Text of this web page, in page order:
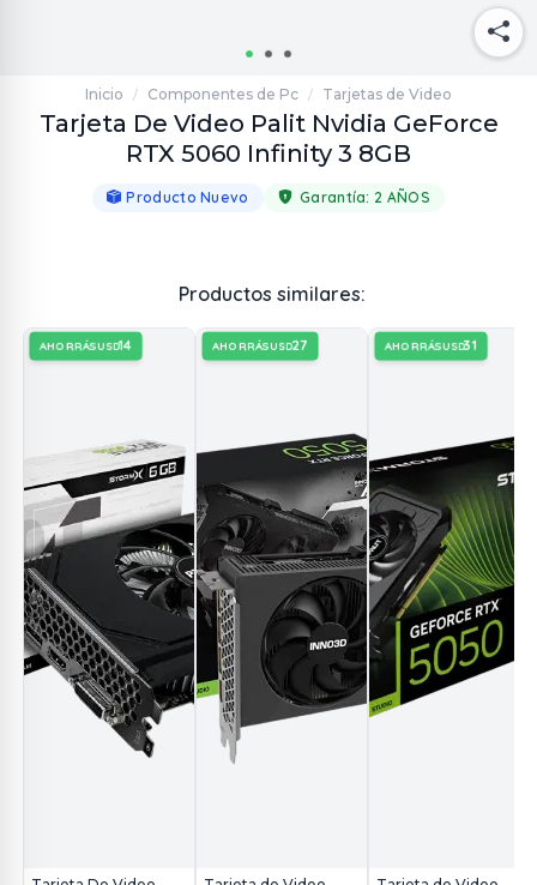
Inicio / Componentes de Pc / Tarjetas de Video
Tarjeta De Video Palit Nvidia GeForce
RTX 5060 Infinity 3 8GB
Producto Nuevo Garantía: 2 AÑOS
Productos similares:
AHORRÁSUSD14 AHORRÁSUSD27 AHORRÁSUSD31